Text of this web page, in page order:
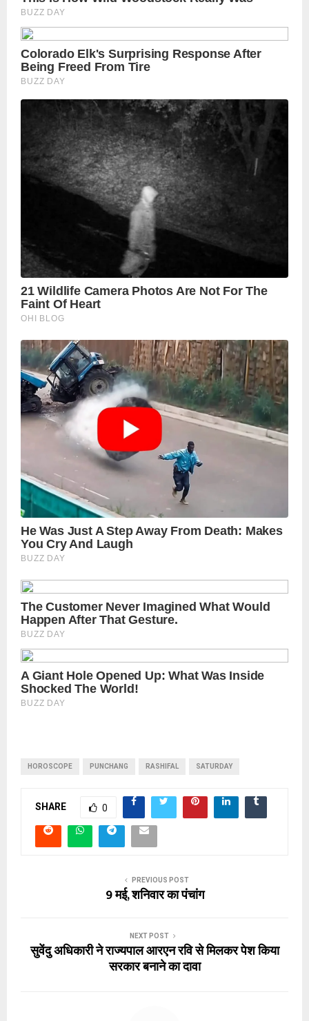
HOROSCOPE PUNCHANG RASHIFAL SATURDAY
SHARE 0
PREVIOUS POST
9 मई, शनिवार का पंचांग
NEXT POST
सुवेंदु अधिकारी ने राज्यपाल आरएन रवि से मिलकर पेश किया
सरकार बनाने का दावा